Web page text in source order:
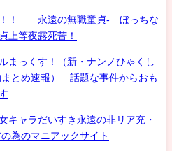
！！ 永遠の無職童貞- ぼっちな
上等夜露死苦！
まっくす！（新・ナンノひゃくし
まとめ速報） 話題な事件からおも
キャラだいすき永遠の非リア充・
為のマニアックサイト